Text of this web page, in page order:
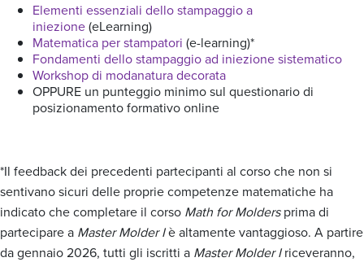
Elementi essenziali dello stampaggio a
iniezione(eLearning)
Matematica per stampatori (e-learning)*
Fondamenti dello stampaggio ad iniezione sistematico
Workshop di modanatura decorata
OPPURE un punteggio minimo sul questionario di
posizionamento formativo online
*Il feedback dei precedenti partecipanti al corso che non si
sentivano sicuri delle proprie competenze matematiche ha
indicato che completare il corso Math for Moldersprima di
partecipare a Master Molder Iè altamente vantaggioso. A partire
da gennaio 2026, tutti gli iscritti a Master Molder Iriceveranno,